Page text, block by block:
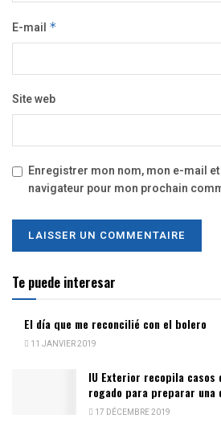
E-mail *
Site web
Enregistrer mon nom, mon e-mail
navigateur pour mon prochain
Te puede interesar
El día que me reconcilié con el bolero
11 JANVIER 2019
IU Exterior recopila casos
rogado para preparar una
17 DÉCEMBRE 2019